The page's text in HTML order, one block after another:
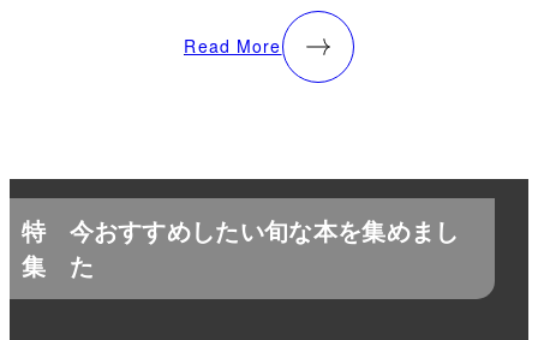
Read More
特
集
今おすすめしたい旬な本を集めまし
た